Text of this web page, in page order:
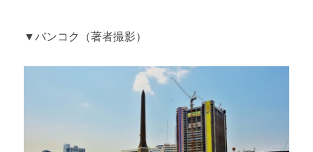
▼バンコク（著者撮影）